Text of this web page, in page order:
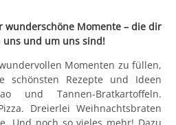
wunderschöne Momente – die dir
uns und um uns sind!
Momenten zu füllen,
Rezepte und Ideen
und Tannen-Bratkartoffeln.
Dreierlei Weihnachtsbraten